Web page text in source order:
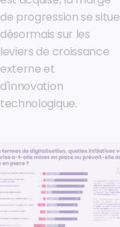
de progression se situe
désormais sur les
leviers de croissance
externe et
d'innovation
technologique.